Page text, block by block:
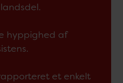
hyppighed af
et enkelt